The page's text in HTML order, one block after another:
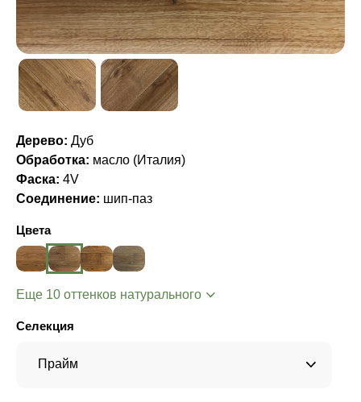
Дерево: Дуб
Обработка: масло (Италия)
Фаска: 4V
Соединение: шип-паз
Цвета
Еще 10 оттенков натурального
Селекция
Прайм